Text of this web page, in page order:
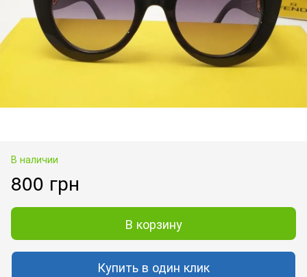
В наличии
800 грн
В корзину
Купить в один клик